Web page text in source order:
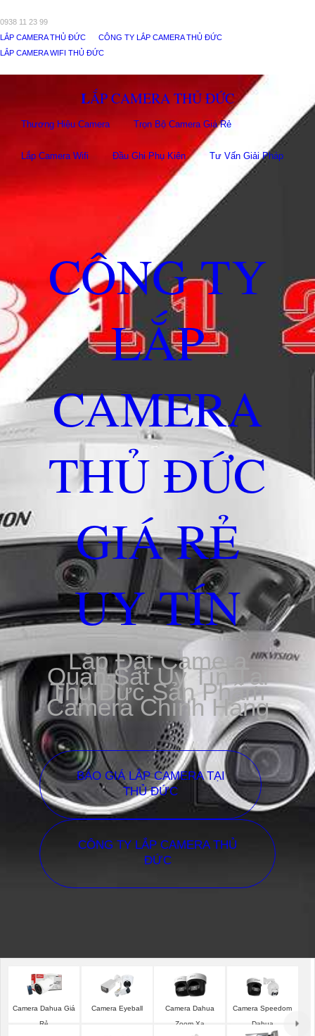
0938 11 23 99
LẮP CAMERA THỦ ĐỨC
CÔNG TY LẮP CAMERA THỦ ĐỨC
LẮP CAMERA WIFI THỦ ĐỨC
LẮP CAMERA THỦ ĐỨC
Thương Hiệu Camera Trọn Bộ Camera Giá Rẻ
Lắp Camera Wifi Đầu Ghi Phụ Kiên Tư Vấn Giải Pháp
CÔNG TY
LẮP
CAMERA
THỦ ĐỨC
GIÁ RẺ
UY TÍN
Lắp Đặt Camera
Quan Sát Uy Tín Tại
Thủ Đức Sản Phẩm
Camera Chính Hãng
BÁO GIÁ LẮP CAMERA TẠI
THỦ ĐỨC
CÔNG TY LẮP CAMERA THỦ
ĐỨC
Camera Dahua Giá
Rẻ
Camera Eyeball
Camera Dahua
Zoom Xa
Camera Speedom
Dahua